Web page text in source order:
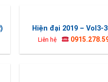
Hiện đại 2019 – Vol3-
Liên hệ